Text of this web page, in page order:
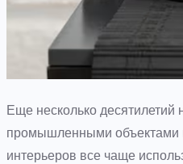
Еще несколько десятилетий
промышленными объектами
интерьеров все чаще